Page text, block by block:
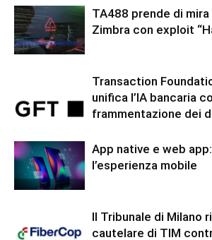
TA488 prende di
Zimbra con exploit
Transaction
unifica l’IA bancaria
frammentazione dei
App native e web
l’esperienza mobile
Il Tribunale di Milano
cautelare di TIM